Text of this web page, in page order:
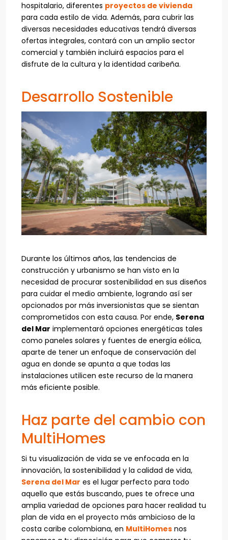
hospitalario, diferentes proyectos de vivienda
para cada estilo de vida. Además, para cubrir las
diversas necesidades educativas tendrá diversas
ofertas integrales, contará con un amplio sector
comercial y también incluirá espacios para el
disfrute de la cultura y la identidad caribeña.
Desarrollo Sostenible
Durante los últimos años, las tendencias de
construcción y urbanismo se han visto en la
necesidad de procurar sostenibilidad en sus diseños
para cuidar el medio ambiente, logrando así ser
opcionados por más inversionistas que se sientan
comprometidos con esta causa. Por ende, Serena
del Mar implementará opciones energéticas tales
como paneles solares y fuentes de energía eólica,
aparte de tener un enfoque de conservación del
agua en donde se apunta a que todas las
instalaciones utilicen este recurso de la manera
más eficiente posible.
Haz parte del cambio con
MultiHomes
Si tu visualización de vida se ve enfocada en la
innovación, la sostenibilidad y la calidad de vida,
Serena del Mar es el lugar perfecto para todo
aquello que estás buscando, pues te ofrece una
amplia variedad de opciones para hacer realidad tu
plan de vida en el proyecto más ambicioso de la
costa caribe colombiana, en MultiHomes nos